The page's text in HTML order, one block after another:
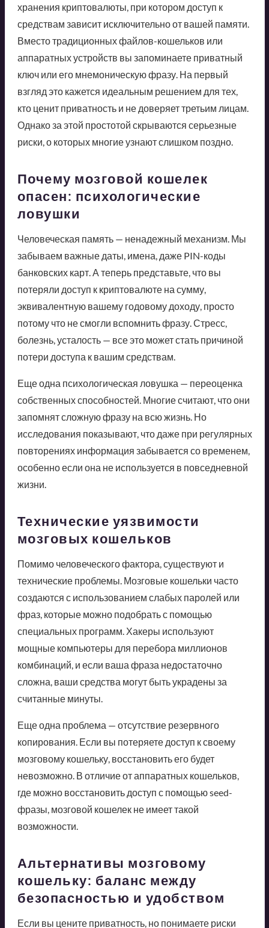
хранения криптовалюты, при котором доступ к
средствам зависит исключительно от вашей памяти.
Вместо традиционных файлов-кошельков или
аппаратных устройств вы запоминаете приватный
ключ или его мнемоническую фразу. На первый
взгляд это кажется идеальным решением для тех,
кто ценит приватность и не доверяет третьим лицам.
Однако за этой простотой скрываются серьезные
риски, о которых многие узнают слишком поздно.
Почему мозговой кошелек
опасен: психологические
ловушки
Человеческая память — ненадежный механизм. Мы
забываем важные даты, имена, даже PIN-коды
банковских карт. А теперь представьте, что вы
потеряли доступ к криптовалюте на сумму,
эквивалентную вашему годовому доходу, просто
потому что не смогли вспомнить фразу. Стресс,
болезнь, усталость — все это может стать причиной
потери доступа к вашим средствам.
Еще одна психологическая ловушка — переоценка
собственных способностей. Многие считают, что они
запомнят сложную фразу на всю жизнь. Но
исследования показывают, что даже при регулярных
повторениях информация забывается со временем,
особенно если она не используется в повседневной
жизни.
Технические уязвимости
мозговых кошельков
Помимо человеческого фактора, существуют и
технические проблемы. Мозговые кошельки часто
создаются с использованием слабых паролей или
фраз, которые можно подобрать с помощью
специальных программ. Хакеры используют
мощные компьютеры для перебора миллионов
комбинаций, и если ваша фраза недостаточно
сложна, ваши средства могут быть украдены за
считанные минуты.
Еще одна проблема — отсутствие резервного
копирования. Если вы потеряете доступ к своему
мозговому кошельку, восстановить его будет
невозможно. В отличие от аппаратных кошельков,
где можно восстановить доступ с помощью seed-
фразы, мозговой кошелек не имеет такой
возможности.
Альтернативы мозговому
кошельку: баланс между
безопасностью и удобством
Если вы цените приватность, но понимаете риски